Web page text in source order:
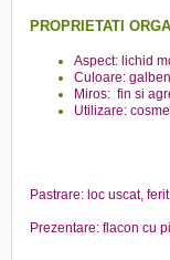
PROPRIETATI
Aspect: lichid
Culoare:
Miros: fin si
Utilizare:
Pastrare: loc uscat,
Prezentare: flacon cu